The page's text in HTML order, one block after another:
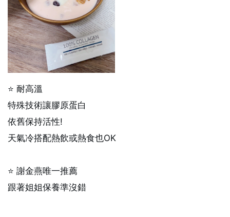
⭐ 耐高溫
特殊技術讓膠原蛋白
依舊保持活性!
天氣冷搭配熱飲或熱食也OK
⭐ 謝金燕唯一推薦
跟著姐姐保養準沒錯